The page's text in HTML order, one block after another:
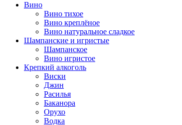
Вино
Вино тихое
Вино креплёное
Вино натуральное сладкое
Шампанские и игристые
Шампанское
Вино игристое
Крепкий алкоголь
Виски
Джин
Расилья
Баканора
Орухо
Водка